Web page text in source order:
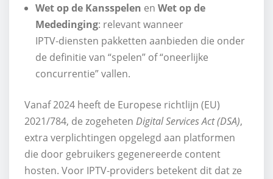
Wet op de Kansspelen en Wet op de
Mededinging: relevant wanneer
IPTV‑diensten pakketten aanbieden die onder
de definitie van “spelen” of “oneerlijke
concurrentie” vallen.
Vanaf 2024 heeft de Europese richtlijn (EU)
2021/784, de zogeheten Digital Services Act (DSA),
extra verplichtingen opgelegd aan platformen
die door gebruikers gegenereerde content
hosten. Voor IPTV‑providers betekent dit dat ze